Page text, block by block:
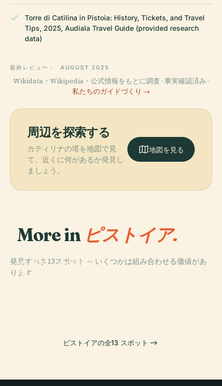
Torre di Catilina in Pistoia: History, Tickets, and Travel
Tips, 2025, Audiala Travel Guide (provided research
data)
最終レビュー： AUGUST 2025
Wikidata・Wikipedia・公式情報をもとに調査 · 事実確認済み ·
私たちのガイドづくり →
周辺を探索する
カティリナの塔を地図で見
て、近くに何があるか発見し
ましょう。
地図を見る
More in ピストイア.
発見すべき13スポット — いくつかは組み合わせる価値があ
ります。
スタディオ・マ
ルチェロ・メラ
PLACE
フォルテッツ
ピストイアの全13 スポット